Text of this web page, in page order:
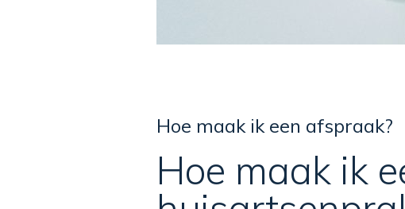
Hoe maak ik een afspraak?
Hoe maak ik